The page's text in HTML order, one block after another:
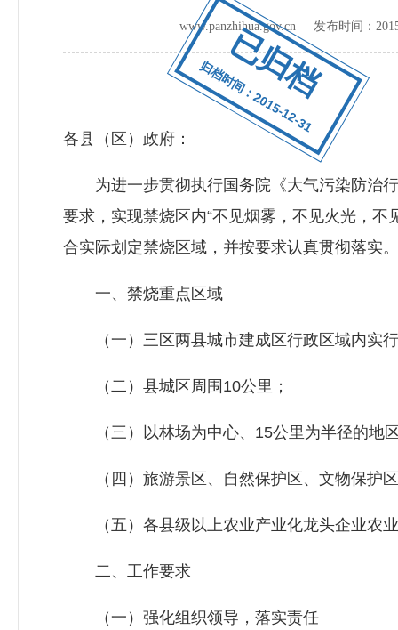
已归档
归档时间：2015-12-31
www.panzhihua.gov.cn 发布时间：
各县（区）政府：
为进一步贯彻执行国务院《大气污染防治行
要求，实现禁烧区内“不见烟雾，不见火光，
合实际划定禁烧区域，并按要求认真贯彻落实。
一、禁烧重点区域
（一）三区两县城市建成区行政区域内实
（二）县城区周围10公里；
（三）以林场为中心、15公里为半径的地
（四）旅游景区、自然保护区、文物保护区
（五）各县级以上农业产业化龙头企业农
二、工作要求
（一）强化组织领导，落实责任